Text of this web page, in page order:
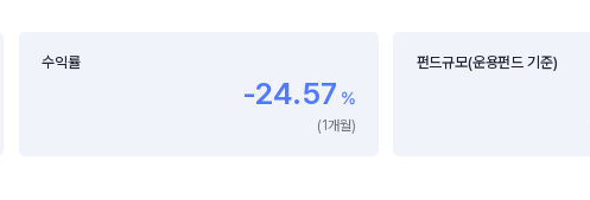
수익률
-24.57 %
(1개월)
펀드규모(운용펀드 기준)